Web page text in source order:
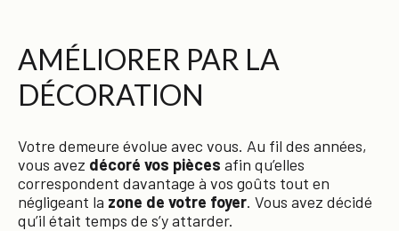
AMÉLIORER PAR LA
DÉCORATION
Votre demeure évolue avec vous. Au fil des années,
vous avez décoré vos pièces afin qu’elles
correspondent davantage à vos goûts tout en
négligeant la zone de votre foyer. Vous avez décidé
qu’il était temps de s’y attarder.